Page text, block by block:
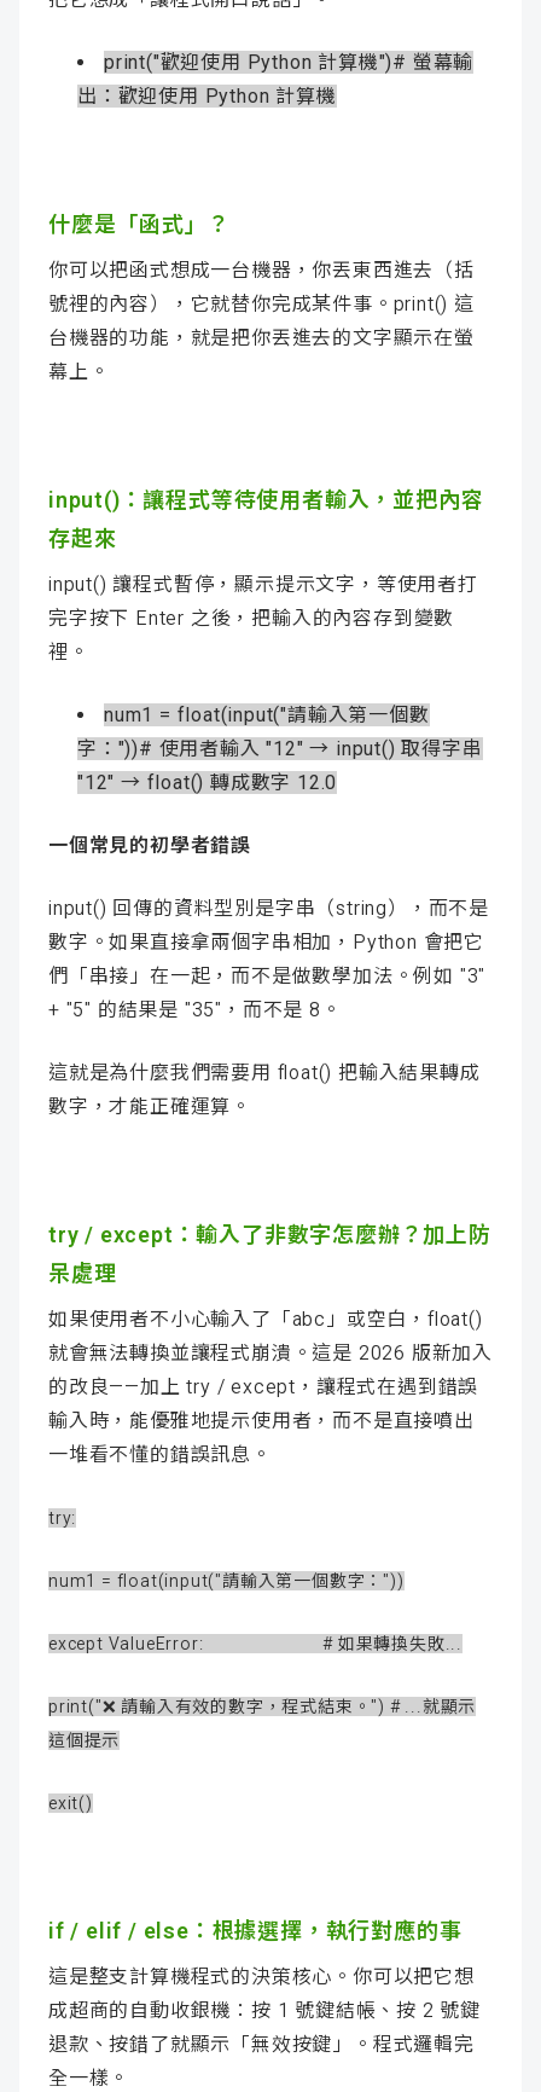
print("歡迎使用 Python 計算機")# 螢幕輸
出：歡迎使用 Python 計算機
什麼是「函式」？
你可以把函式想成一台機器，你丟東西進去（括
號裡的內容），它就替你完成某件事。print() 這
台機器的功能，就是把你丟進去的文字顯示在螢
幕上。
input()：讓程式等待使用者輸入，並把內容
存起來
input() 讓程式暫停，顯示提示文字，等使用者打
完字按下 Enter 之後，把輸入的內容存到變數
裡。
num1 = float(input("請輸入第一個數
字："))# 使用者輸入 "12" → input() 取得字串
"12" → float() 轉成數字 12.0
一個常見的初學者錯誤
input() 回傳的資料型別是字串（string），而不是
數字。如果直接拿兩個字串相加，Python 會把它
們「串接」在一起，而不是做數學加法。例如 "3"
+ "5" 的結果是 "35"，而不是 8。
這就是為什麼我們需要用 float() 把輸入結果轉成
數字，才能正確運算。
try / except：輸入了非數字怎麼辦？加上防
呆處理
如果使用者不小心輸入了「abc」或空白，float()
就會無法轉換並讓程式崩潰。這是 2026 版新加入
的改良——加上 try / except，讓程式在遇到錯誤
輸入時，能優雅地提示使用者，而不是直接噴出
一堆看不懂的錯誤訊息。
try:
num1 = float(input("請輸入第一個數字："))
except ValueError: # 如果轉換失敗...
print("❌ 請輸入有效的數字，程式結束。") # ...就顯示
這個提示
exit()
if / elif / else：根據選擇，執行對應的事
這是整支計算機程式的決策核心。你可以把它想
成超商的自動收銀機：按 1 號鍵結帳、按 2 號鍵
退款、按錯了就顯示「無效按鍵」。程式邏輯完
全一樣。